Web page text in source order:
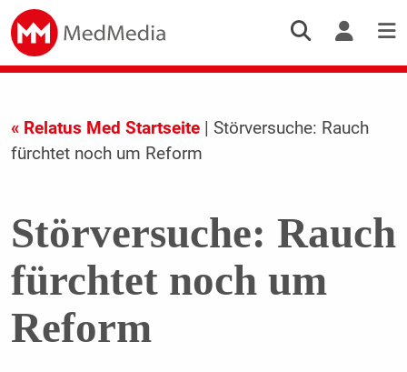
« Relatus Med Startseite| Störversuche: Rauch
fürchtet noch um Reform
Störversuche: Rauch
fürchtet noch um
Reform